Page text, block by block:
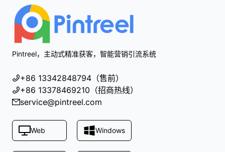
Pintreel，主动式精准获客，智能营销引流系统
+86 13342848794（售前）
+86 13378469210（招商热线）
service@pintreel.com
Web Windows